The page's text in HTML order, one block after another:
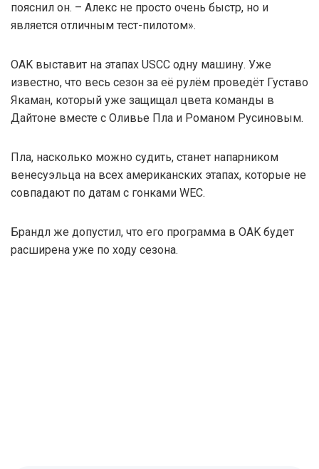
пояснил он. – Алекс не просто очень быстр, но и
является отличным тест-пилотом».
OAK выставит на этапах USCC одну машину. Уже
известно, что весь сезон за её рулём проведёт Густаво
Якаман, который уже защищал цвета команды в
Дайтоне вместе с Оливье Пла и Романом Русиновым.
Пла, насколько можно судить, станет напарником
венесуэльца на всех американских этапах, которые не
совпадают по датам с гонками WEC.
Брандл же допустил, что его программа в OAK будет
расширена уже по ходу сезона.